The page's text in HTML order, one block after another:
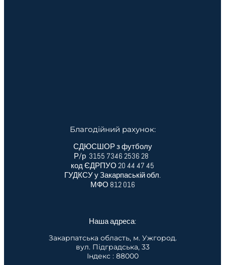
Благодійний рахунок:
СДЮСШОР з футболу
Р/р 3155 7346 2536 28
код ЄДРПУО 20 44 47 45
ГУДКСУ у Закарпаській обл.
МФО 812 016
Наша адреса:
Закарпатська область, м. Ужгород.
вул. Підградська, 33
Індекс : 88000